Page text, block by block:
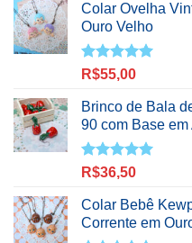
Colar Ovelha
Ouro Velho
Avaliação
R$55,00
Brinco de Bala
90 com Base em
Avaliação
R$36,50
Colar Bebê
Corrente em